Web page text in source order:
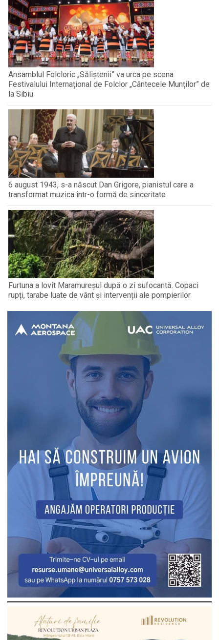
Ansamblul Folcloric „Săliștenii” va urca pe scena
Festivalului Internațional de Folclor „Cântecele Munților” de
la Sibiu
6 august 1943, s-a născut Dan Grigore, pianistul care a
transformat muzica într-o formă de sinceritate
Furtuna a lovit Maramureșul după o zi sufocantă. Copaci
rupți, tarabe luate de vânt și intervenții ale pompierilor